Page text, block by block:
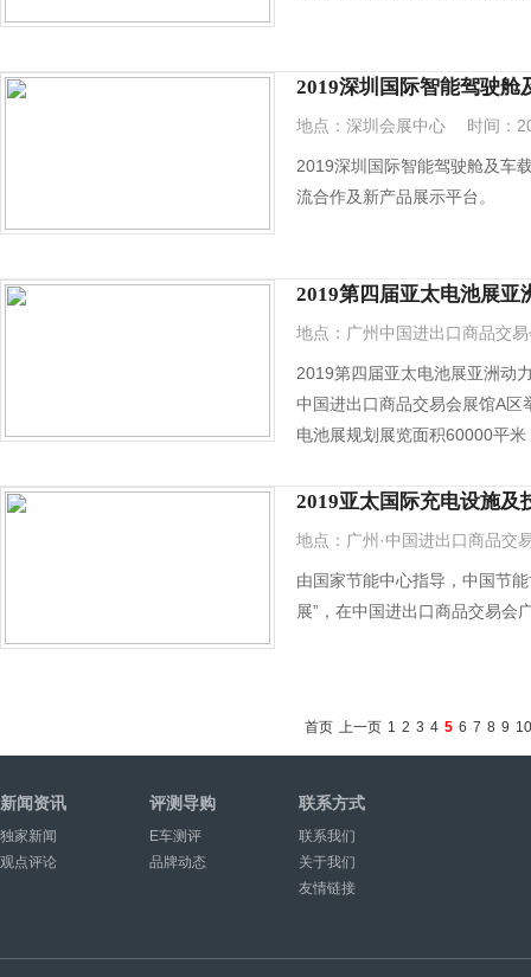
2019深圳国际智能驾驶舱
地点：深圳会展中心 时间：
2019深圳国际智能驾驶舱及车
流合作及新产品展示平台。
2019第四届亚太电池展亚
地点：广州中国进出口商品交
2019第四届亚太电池展亚洲动
中国进出口商品交易会展馆A
电池展规划展览面积60000平
2019亚太国际充电设施及
地点：广州·中国进出口商品交
由国家节能中心指导，中国节
展”，在中国进出口商品交易会
首页 上一页 1 2 3 4 5 6 7 8 9 10
新闻资讯
独家新闻
观点评论
评测导购
E车测评
品牌动态
联系方式
联系我们
关于我们
友情链接